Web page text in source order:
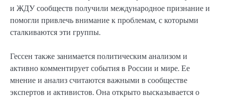
и ЖДУ сообществ получили международное признание и
помогли привлечь внимание к проблемам, с которыми
сталкиваются эти группы.
Гессен также занимается политическим анализом и
активно комментирует события в России и мире. Ее
мнение и анализ считаются важными в сообществе
экспертов и активистов. Она открыто высказывается о